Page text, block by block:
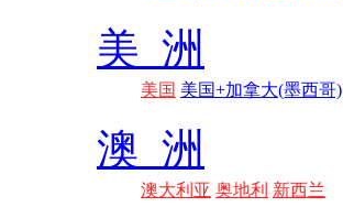
美 洲
美国 美国+加拿大(墨西哥)
澳 洲
澳大利亚 奥地利 新西兰